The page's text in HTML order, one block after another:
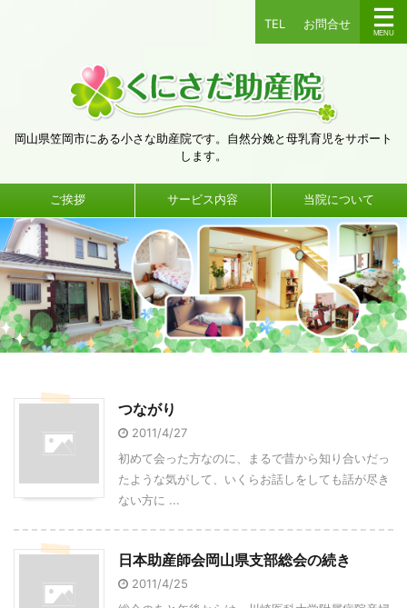
TEL お問合せ
岡山県笠岡市にある小さな助産院です。自然分娩と母乳育児をサポート
します。
ご挨拶 サービス内容 当院について
つながり
2011/4/27
初めて会った方なのに、まるで昔から知り合いだっ
たような気がして、いくらお話しをしても話が尽き
ない方に ...
日本助産師会岡山県支部総会の続き
2011/4/25